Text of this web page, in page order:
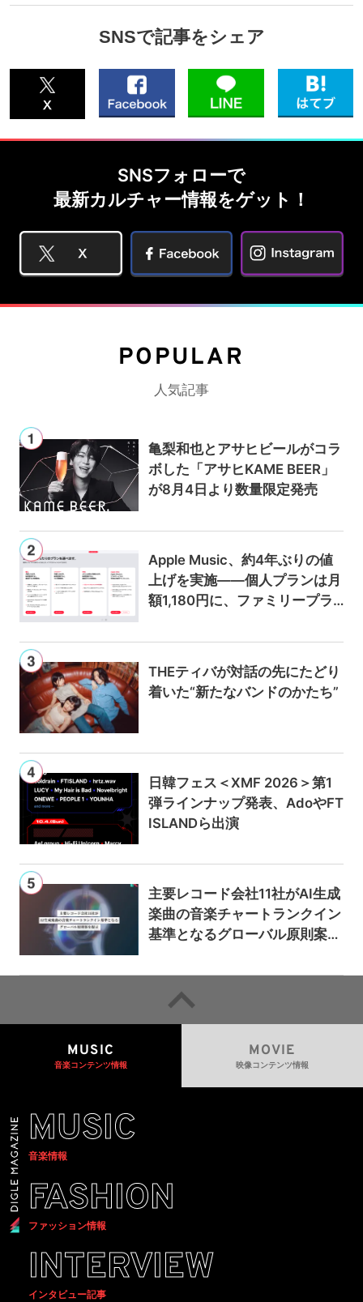
SNSで記事をシェア
SNSフォローで
最新カルチャー情報をゲット！
POPULAR
人気記事
亀梨和也とアサヒビールがコラ
ボした「アサヒKAME BEER」
が8月4日より数量限定発売
Apple Music、約4年ぶりの値
上げを実施——個人プランは月
額1,180円に、ファミリープラ
THEティバが対話の先にたどり
着いた“新たなバンドのかたち”
日韓フェス＜XMF 2026＞第1
弾ラインナップ発表、AdoやFT
ISLANDら出演
主要レコード会社11社がAI生成
楽曲の音楽チャートランクイン
基準となるグローバル原則案を
るための統一的な枠組みを提案
MUSIC
音楽コンテンツ情報
MOVIE
映像コンテンツ情報
MUSIC
音楽情報
FASHION
ファッション情報
INTERVIEW
インタビュー記事